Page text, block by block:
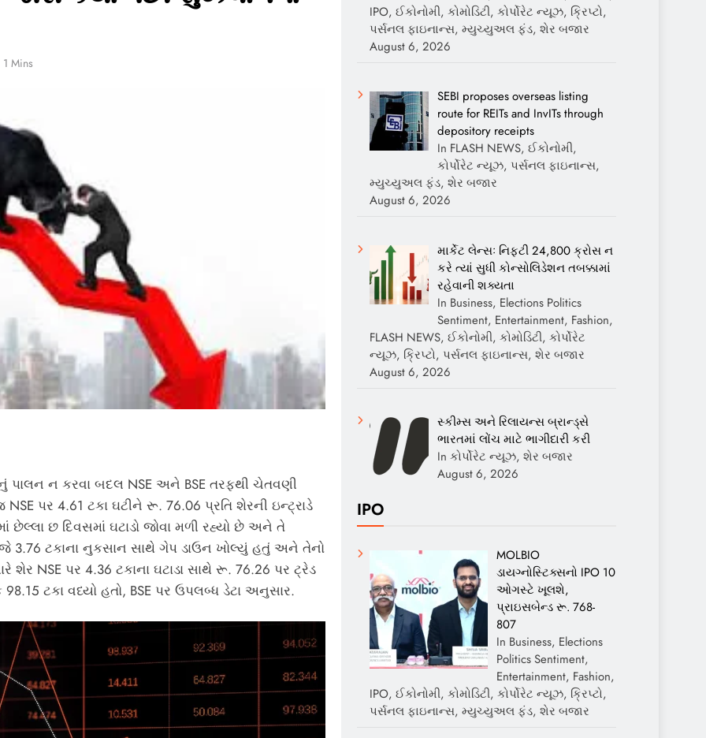
1 Mins
પાલન ન કરવા બદલ NSE અને BSE તરફથી ચેતવણી
પર 4.61 ટકા ઘટીને રૂ. 76.06 પ્રતિ શેરની ઇન્ટ્રાડે
છેલ્લા છ દિવસમાં ઘટાડો જોવા મળી રહ્યો છે અને તે
3.76 ટકાના નુકસાન સાથે ગેપ ડાઉન ખોલ્યું હતું અને તેનો
NSE પર 4.36 ટકાના ઘટાડા સાથે રૂ. 76.26 પર ટ્રેડ
98.15 ટકા વધ્યો હતો, BSE પર ઉપલબ્ધ ડેટા અનુસાર.
IPO, ઈકોનોમી, કોમોડિટી, કોર્પોરેટ ન્યૂઝ, ક્રિપ્ટો,
પર્સનલ ફાઇનાન્સ, મ્યુચ્યુઅલ ફંડ, શેર બજાર
August 6, 2026
SEBI proposes overseas listing
route for REITs and InvITs through
depository receipts
In FLASH NEWS, ઈકોનોમી,
કોર્પોરેટ ન્યૂઝ, પર્સનલ ફાઇનાન્સ,
મ્યુચ્યુઅલ ફંડ, શેર બજાર
August 6, 2026
માર્કેટ લેન્સઃ નિફ્ટી 24,800 ક્રોસ ન
કરે ત્યાં સુધી કોન્સોલિડેશન તબક્કામાં
રહેવાની શક્યતા
In Business, Elections Politics
Sentiment, Entertainment, Fashion,
FLASH NEWS, ઈકોનોમી, કોમોડિટી, કોર્પોરેટ
ન્યૂઝ, ક્રિપ્ટો, પર્સનલ ફાઇનાન્સ, શેર બજાર
August 6, 2026
સ્કીમ્સ અને રિલાયન્સ બ્રાન્ડ્સે
ભારતમાં લોંચ માટે ભાગીદારી કરી
In કોર્પોરેટ ન્યૂઝ, શેર બજાર
August 6, 2026
IPO
MOLBIO
ડાયગ્નોસ્ટિક્સનો IPO 10
ઓગસ્ટે ખૂલશે,
પ્રાઇસબેન્ડ રૂ. 768-
807
In Business, Elections
Politics Sentiment,
Entertainment, Fashion,
IPO, ઈકોનોમી, કોમોડિટી, કોર્પોરેટ ન્યૂઝ, ક્રિપ્ટો,
પર્સનલ ફાઇનાન્સ, મ્યુચ્યુઅલ ફંડ, શેર બજાર